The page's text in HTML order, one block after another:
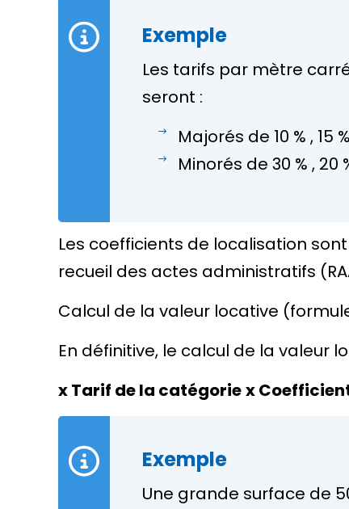
Exemple
Les tarifs par mètre
seront :
Majorés de 10 % , 15 %
Minorés de 30 % , 20
Les coefficients de localisation
recueil des actes administratifs
Calcul de la valeur locative
En définitive, le calcul de la valeur
x Tarif de la catégoriex
Exemple
Une grande surface de